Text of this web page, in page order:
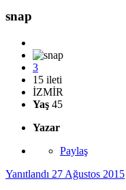
snap
3
15 ileti
İZMİR
Yaş 45
Yazar
Paylaş
Yanıtlandı 27 Ağustos 2015